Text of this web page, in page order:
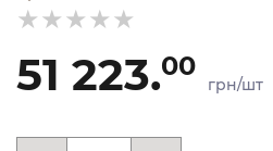
51 223.00
грн/шт